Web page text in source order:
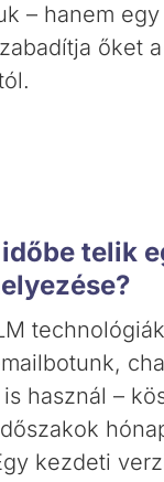
– hanem
őket
telik
használ –
kezdeti